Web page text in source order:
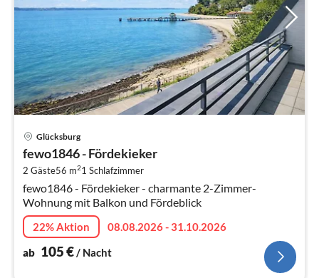
Glücksburg
fewo1846 - Fördekieker
2 Gäste56 m21 Schlafzimmer
fewo1846 - Fördekieker - charmante 2-Zimmer-
Wohnung mit Balkon und Fördeblick
22% Aktion
08.08.2026 - 31.10.2026
ab 105€ / Nacht